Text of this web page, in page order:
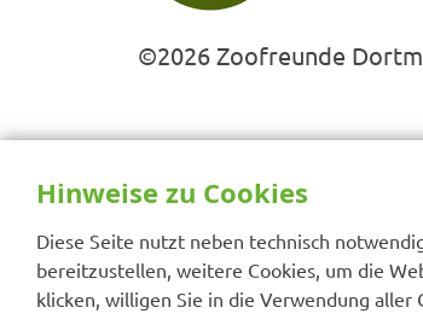
©2026 Zoofreunde
Hinweise zu Cookies
Diese Seite nutzt neben technisch
bereitzustellen, weitere Cookies, um die
klicken, willigen Sie in die Verwendung aller